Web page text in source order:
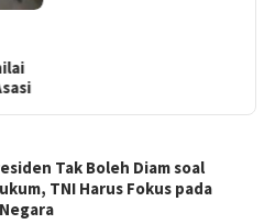
Tak Boleh Diam soal
TNI Harus Fokus pada